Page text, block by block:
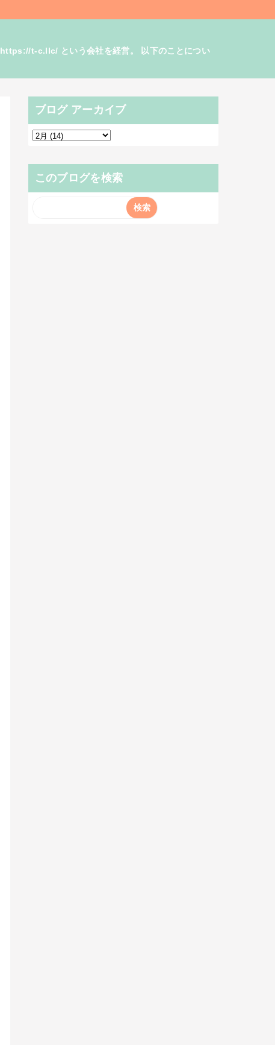
https://t-c.llc/ という会社を経営。 以下のことについ
ブログ アーカイブ
このブログを検索